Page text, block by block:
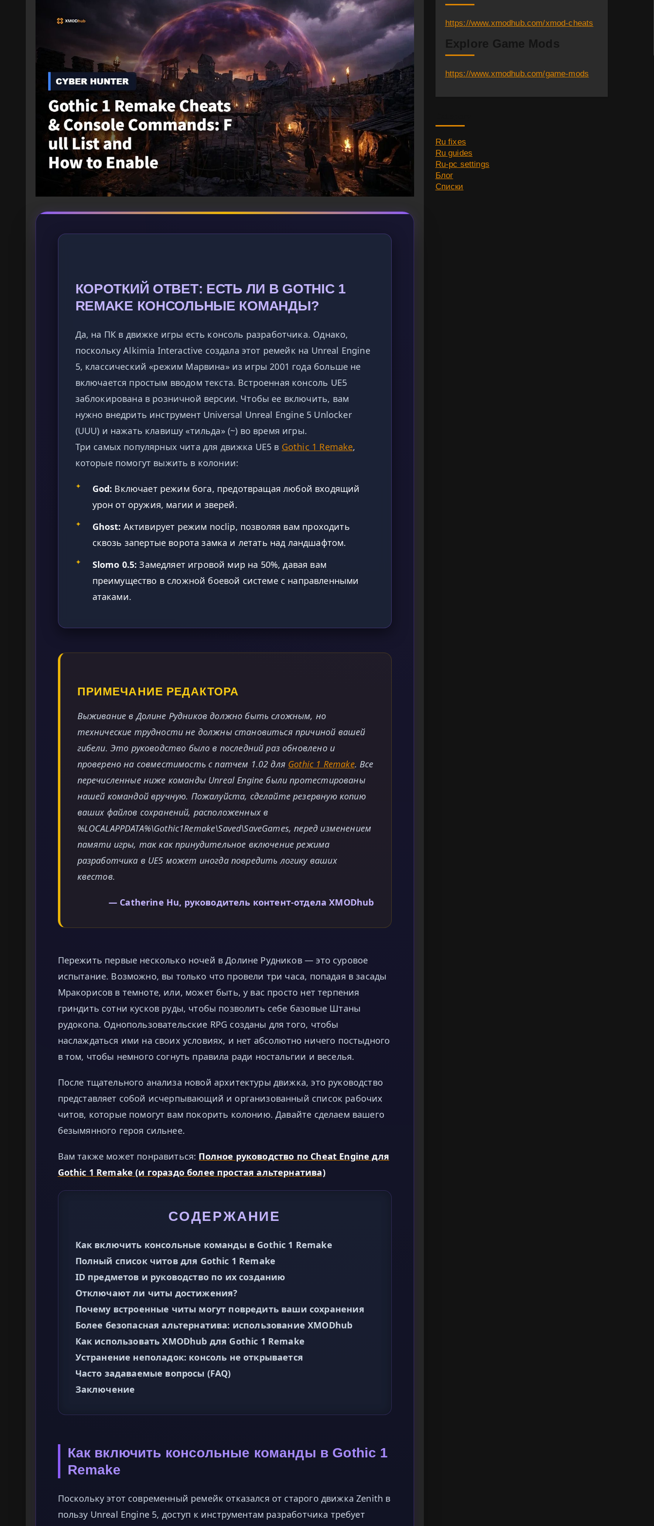
КОРОТКИЙ ОТВЕТ: ЕСТЬ ЛИ В GOTHIC 1
REMAKE КОНСОЛЬНЫЕ КОМАНДЫ?
Да, на ПК в движке игры есть консоль разработчика. Однако,
поскольку Alkimia Interactive создала этот ремейк на Unreal Engine
5, классический «режим Марвина» из игры 2001 года больше не
включается простым вводом текста. Встроенная консоль UE5
заблокирована в розничной версии. Чтобы ее включить, вам
нужно внедрить инструмент Universal Unreal Engine 5 Unlocker
(UUU) и нажать клавишу «тильда» (~) во время игры.
Три самых популярных чита для движка UE5 в Gothic 1 Remake,
которые помогут выжить в колонии:
✦ God: Включает режим бога, предотвращая любой входящий
урон от оружия, магии и зверей.
✦ Ghost: Активирует режим noclip, позволяя вам проходить
сквозь запертые ворота замка и летать над ландшафтом.
✦ Slomo 0.5: Замедляет игровой мир на 50%, давая вам
преимущество в сложной боевой системе с направленными
атаками.
ПРИМЕЧАНИЕ РЕДАКТОРА
Выживание в Долине Рудников должно быть сложным, но
технические трудности не должны становиться причиной вашей
гибели. Это руководство было в последний раз обновлено и
проверено на совместимость с патчем 1.02 для Gothic 1 Remake. Все
перечисленные ниже команды Unreal Engine были протестированы
нашей командой вручную. Пожалуйста, сделайте резервную копию
ваших файлов сохранений, расположенных в
%LOCALAPPDATA%\Gothic1Remake\Saved\SaveGames, перед изменением
памяти игры, так как принудительное включение режима
разработчика в UE5 может иногда повредить логику ваших
квестов.
— Catherine Hu, руководитель контент-отдела XMODhub
Пережить первые несколько ночей в Долине Рудников — это суровое
испытание. Возможно, вы только что провели три часа, попадая в засады
Мракорисов в темноте, или, может быть, у вас просто нет терпения
гриндить сотни кусков руды, чтобы позволить себе базовые Штаны
рудокопа. Однопользовательские RPG созданы для того, чтобы
наслаждаться ими на своих условиях, и нет абсолютно ничего постыдного
в том, чтобы немного согнуть правила ради ностальгии и веселья.
После тщательного анализа новой архитектуры движка, это руководство
представляет собой исчерпывающий и организованный список рабочих
читов, которые помогут вам покорить колонию. Давайте сделаем вашего
безымянного героя сильнее.
Вам также может понравиться: Полное руководство по Cheat Engine для
Gothic 1 Remake (и гораздо более простая альтернатива)
СОДЕРЖАНИЕ
Как включить консольные команды в Gothic 1 Remake
Полный список читов для Gothic 1 Remake
ID предметов и руководство по их созданию
Отключают ли читы достижения?
Почему встроенные читы могут повредить ваши сохранения
Более безопасная альтернатива: использование XMODhub
Как использовать XMODhub для Gothic 1 Remake
Устранение неполадок: консоль не открывается
Часто задаваемые вопросы (FAQ)
Заключение
Как включить консольные команды в Gothic 1
Remake
Поскольку этот современный ремейк отказался от старого движка Zenith в
пользу Unreal Engine 5, доступ к инструментам разработчика требует
https://www.xmodhub.com/xmod-cheats
Explore Game Mods
https://www.xmodhub.com/game-mods
Ru fixes
Ru guides
Ru-pc settings
Блог
Списки